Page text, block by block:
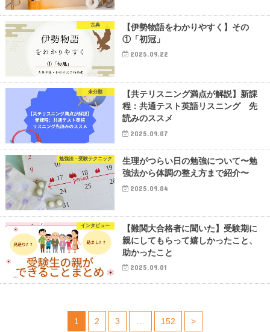
古典
【伊勢物語をわかりやすく】その
①「初冠」
2025.09.22
未分類
【共テリスニング満点が解説】新課
程：共通テスト英語リスニング 先
読みのススメ
2025.09.07
勉強法・受験テクニック
生理がつらい日の勉強について〜勉
強法から体調の整え方まで紹介〜
2025.09.04
インタビュー
【難関大合格者に聞いた】受験期に
親にしてもらって嬉しかったこと、
助かったこと
2025.09.01
1 2 3 … 152 >